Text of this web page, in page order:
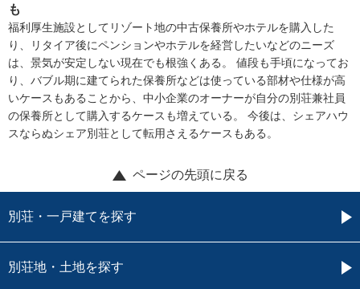
も
福利厚生施設としてリゾート地の中古保養所やホテルを購入した
り、リタイア後にペンションやホテルを経営したいなどのニーズ
は、景気が安定しない現在でも根強くある。 値段も手頃になってお
り、バブル期に建てられた保養所などは使っている部材や仕様が高
いケースもあることから、中小企業のオーナーが自分の別荘兼社員
の保養所として購入するケースも増えている。 今後は、シェアハウ
スならぬシェア別荘として転用さえるケースもある。
ページの先頭に戻る
別荘・一戸建てを探す
別荘地・土地を探す